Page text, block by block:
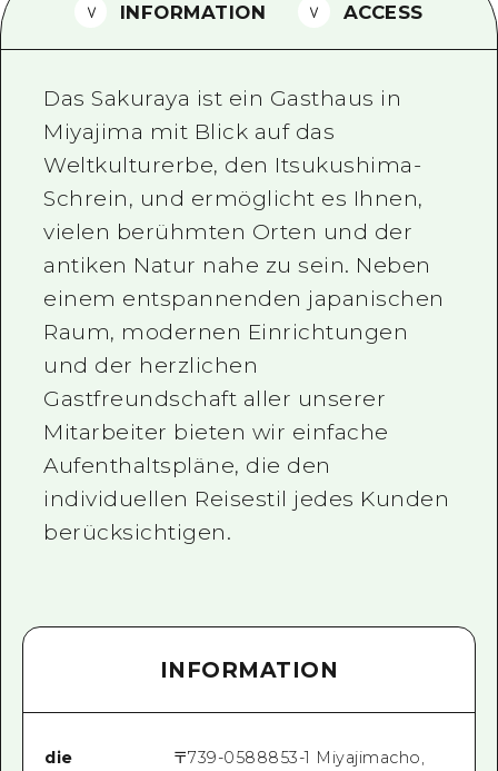
FAQs
Foto-Download
Transportinformationen bei
INFORMATION ACCESS
Das Sakuraya ist ein Gasthaus in
Miyajima mit Blick auf das
Weltkulturerbe, den Itsukushima-
Schrein, und ermöglicht es Ihnen,
vielen berühmten Orten und der
antiken Natur nahe zu sein. Neben
einem entspannenden japanischen
Raum, modernen Einrichtungen
und der herzlichen
Gastfreundschaft aller unserer
Mitarbeiter bieten wir einfache
Aufenthaltspläne, die den
individuellen Reisestil jedes Kunden
berücksichtigen.
INFORMATION
die
〒739-0588853-1 Miyajimacho,